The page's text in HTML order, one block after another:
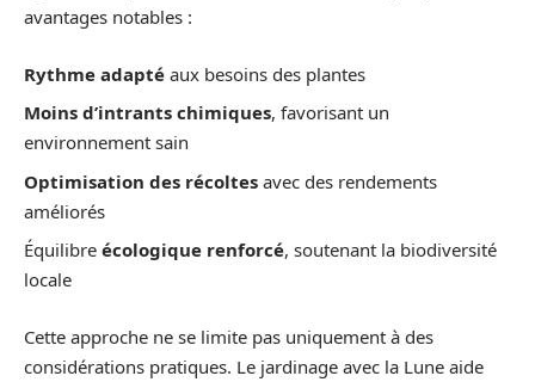
avantages notables :
Rythme adapté aux besoins des plantes
Moins d’intrants chimiques, favorisant un
environnement sain
Optimisation des récoltes avec des rendements
améliorés
Équilibre écologique renforcé, soutenant la biodiversité
locale
Cette approche ne se limite pas uniquement à des
considérations pratiques. Le jardinage avec la Lune aide